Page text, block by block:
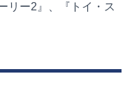
リー2 』、『トイ・ス